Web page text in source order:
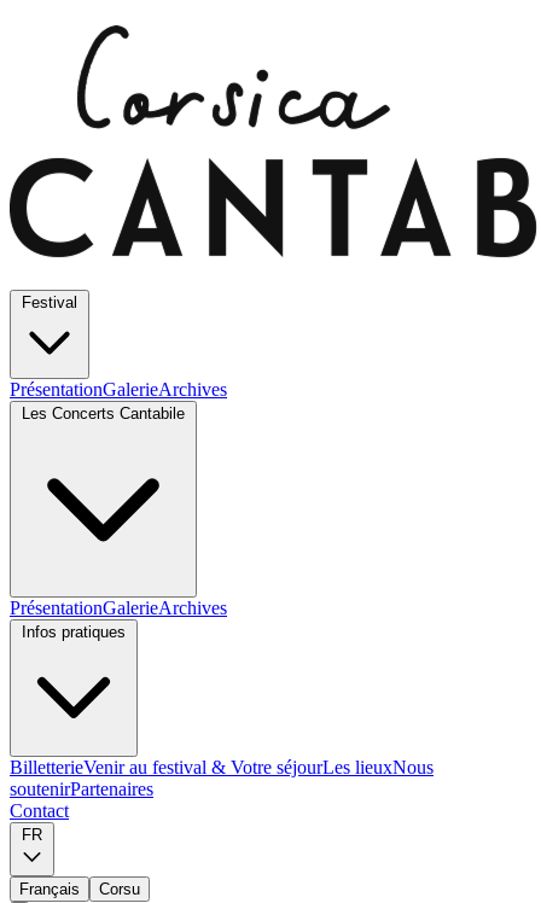
PrésentationGalerieArchives
PrésentationGalerieArchives
BilletterieVenir au festival & Votre séjourLes lieuxNous
soutenirPartenaires
Contact
Français Corsu